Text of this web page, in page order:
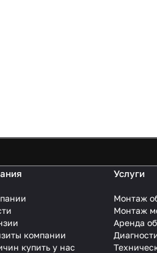
компании
купить у нас
Услуги
Монтаж
Монтаж
Аренда